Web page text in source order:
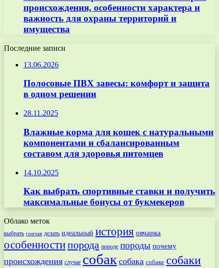
происхождения, особенности характера и
важность для охраны территорий и
имущества
Последние записи
13.06.2026
Полосовые ПВХ завесы: комфорт и защита
в одном решении
28.11.2025
Влажные корма для кошек с натуральными
компонентами и сбалансированным
составом для здоровья питомцев
14.10.2025
Как выбрать спортивные ставки и получить
максимальные бонусы от букмекеров
Облако меток
выбрать гончая делать идеальный история овчарка
особенностипорода породе породы почему
происхождения случае собак собака собаке собаки